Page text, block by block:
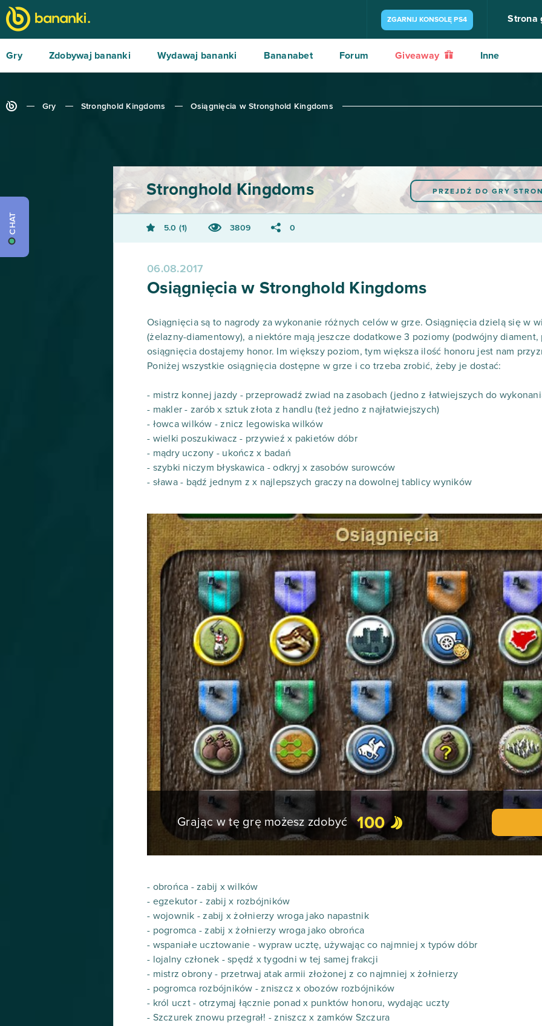
ZGARNIJ KONSOLĘ PS4 Strona
Gry Zdobywaj bananki Wydawaj bananki Bananabet Forum Giveaway Inne
Gry Stronghold Kingdoms Osiągnięcia w Stronghold Kingdoms
PRZEJDŹ DO GRY
Stronghold Kingdoms
5.0 1 3809 0
06.08.2017
Osiągnięcia w Stronghold Kingdoms
Osiągnięcia są to nagrody za wykonanie różnych celów w grze. Osiągnięcia dzielą się w
(żelazny-diamentowy), a niektóre mają jeszcze dodatkowe 3 poziomy (podwójny diament,
osiągnięcia dostajemy honor. Im większy poziom, tym większa ilość honoru jest nam
Poniżej wszystkie osiągnięcia dostępne w grze i co trzeba zrobić, żeby je dostać:
- mistrz konnej jazdy - przeprowadź zwiad na zasobach (jedno z łatwiejszych do
- makler - zarób x sztuk złota z handlu (też jedno z najłatwiejszych)
- łowca wilków - znicz legowiska wilków
- wielki poszukiwacz - przywieź x pakietów dóbr
- mądry uczony - ukończ x badań
- szybki niczym błyskawica - odkryj x zasobów surowców
- sława - bądź jednym z x najlepszych graczy na dowolnej tablicy wyników
Grając w tę grę możesz zdobyć 100
- obrońca - zabij x wilków
- egzekutor - zabij x rozbójników
- wojownik - zabij x żołnierzy wroga jako napastnik
- pogromca - zabij x żołnierzy wroga jako obrońca
- wspaniałe ucztowanie - wypraw ucztę, używając co najmniej x typów dóbr
- lojalny członek - spędź x tygodni w tej samej frakcji
- mistrz obrony - przetrwaj atak armii złożonej z co najmniej x żołnierzy
- pogromca rozbójników - zniszcz x obozów rozbójników
- król uczt - otrzymaj łącznie ponad x punktów honoru, wydając uczty
- Szczurek znowu przegrał! - zniszcz x zamków Szczura
CHAT